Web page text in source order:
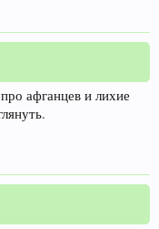
афганцев и лихие